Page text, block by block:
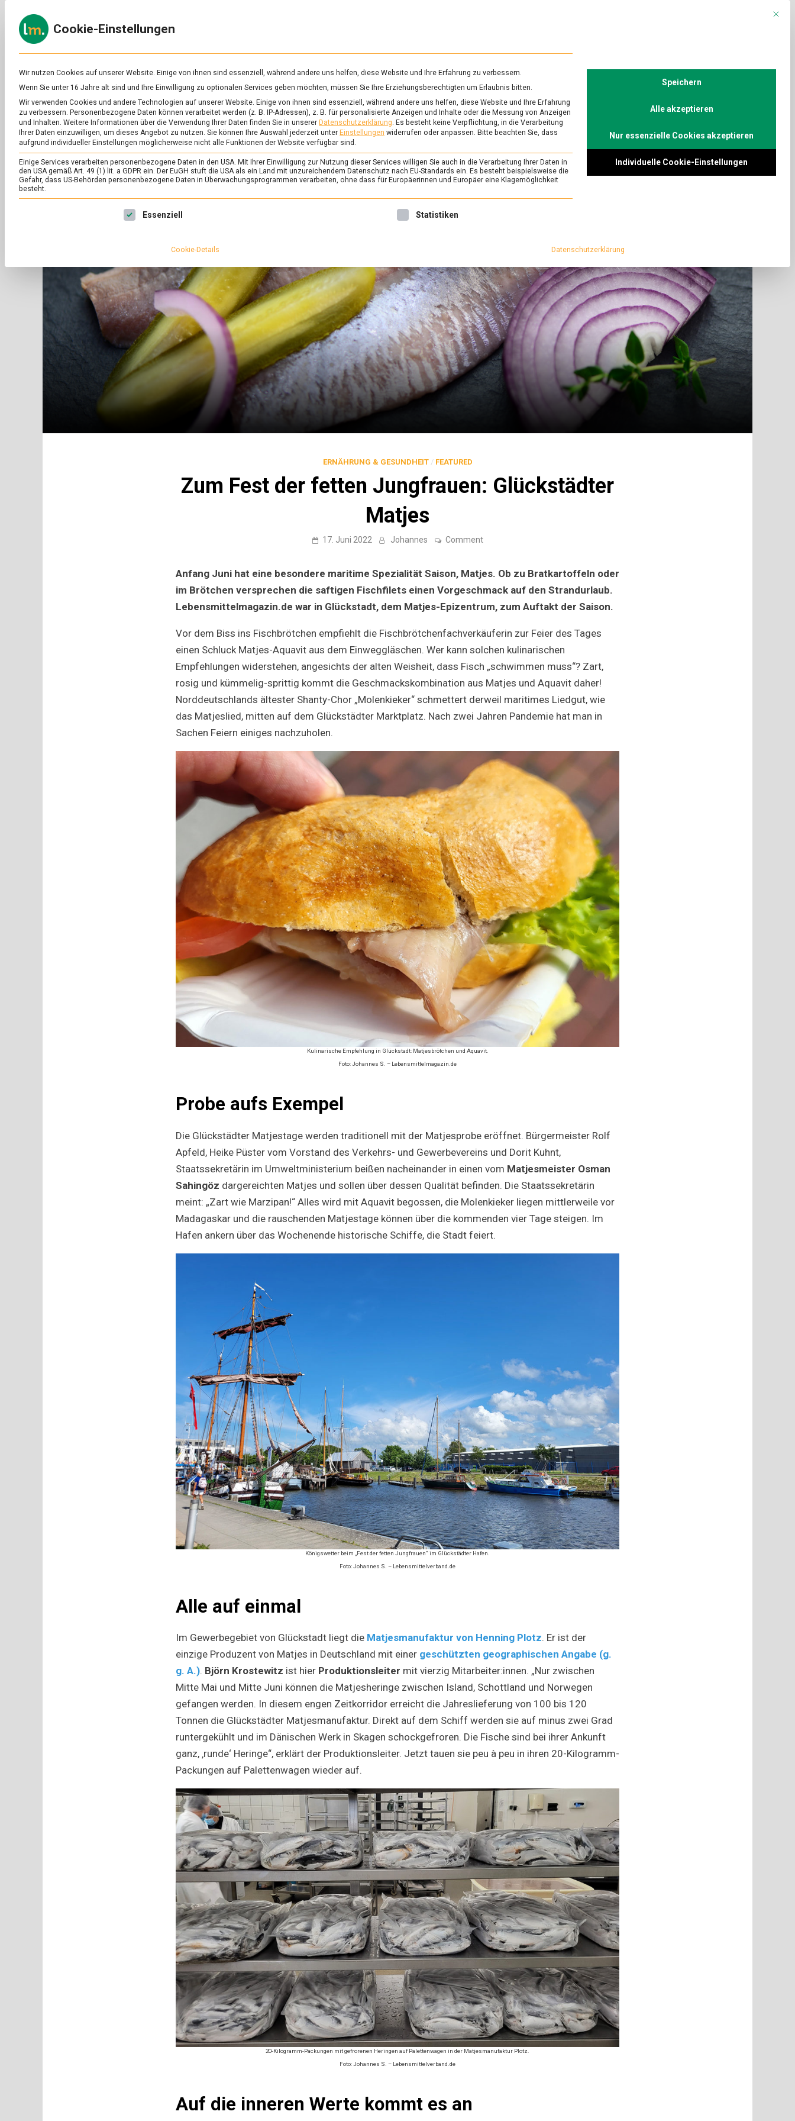
to
content
zu
&
Ernährung
ERNÄHRUNG & GESUNDHEIT/ FEATURED
Zum Fest der fetten Jungfrauen: Glückstädter
Matjes
17. Juni 2022 Johannes Commenton
fetten
Jungfrauen:
Glückstädter
Matjes
Anfang Juni hat eine besondere maritime Spezialität Saison, Matjes. Ob zu Bratkartoffeln oder
im Brötchen versprechen die saftigen Fischfilets einen Vorgeschmack auf den Strandurlaub.
Lebensmittelmagazin.de war in Glückstadt, dem Matjes-Epizentrum, zum Auftakt der Saison.
Vor dem Biss ins Fischbrötchen empfiehlt die Fischbrötchenfachverkäuferin zur Feier des Tages
einen Schluck Matjes-Aquavit aus dem Einweggläschen. Wer kann solchen kulinarischen
Empfehlungen widerstehen, angesichts der alten Weisheit, dass Fisch „schwimmen muss“? Zart,
rosig und kümmelig-sprittig kommt die Geschmackskombination aus Matjes und Aquavit daher!
Norddeutschlands ältester Shanty-Chor „Molenkieker“ schmettert derweil maritimes Liedgut, wie
das Matjeslied, mitten auf dem Glückstädter Marktplatz. Nach zwei Jahren Pandemie hat man in
Sachen Feiern einiges nachzuholen.
Kulinarische Empfehlung in Glückstadt: Matjesbrötchen und Aquavit.
Foto: Johannes S. – Lebensmittelmagazin.de
Probe aufs Exempel
Die Glückstädter Matjestage werden traditionell mit der Matjesprobe eröffnet. Bürgermeister Rolf
Apfeld, Heike Püster vom Vorstand des Verkehrs- und Gewerbevereins und Dorit Kuhnt,
Staatssekretärin im Umweltministerium beißen nacheinander in einen vom Matjesmeister Osman
Sahingöz dargereichten Matjes und sollen über dessen Qualität befinden. Die Staatssekretärin
meint: „Zart wie Marzipan!“ Alles wird mit Aquavit begossen, die Molenkieker liegen mittlerweile vor
Madagaskar und die rauschenden Matjestage können über die kommenden vier Tage steigen. Im
Hafen ankern über das Wochenende historische Schiffe, die Stadt feiert.
Königswetter beim „Fest der fetten Jungfrauen“ im Glückstädter Hafen.
Foto: Johannes S. – Lebensmittelverband.de
Alle auf einmal
Im Gewerbegebiet von Glückstadt liegt die Matjesmanufaktur von Henning Plotz. Er ist der
einzige Produzent von Matjes in Deutschland mit einer geschützten geographischen Angabe (g.
g. A.). Björn Krostewitz ist hier Produktionsleiter mit vierzig Mitarbeiter:innen. „Nur zwischen
Mitte Mai und Mitte Juni können die Matjesheringe zwischen Island, Schottland und Norwegen
gefangen werden. In diesem engen Zeitkorridor erreicht die Jahreslieferung von 100 bis 120
Tonnen die Glückstädter Matjesmanufaktur. Direkt auf dem Schiff werden sie auf minus zwei Grad
runtergekühlt und im Dänischen Werk in Skagen schockgefroren. Die Fische sind bei ihrer Ankunft
ganz, ‚runde‘ Heringe“, erklärt der Produktionsleiter. Jetzt tauen sie peu à peu in ihren 20-Kilogramm-
Packungen auf Palettenwagen wieder auf.
20-Kilogramm-Packungen mit gefrorenen Heringen auf Palettenwagen in der Matjesmanufaktur Plotz.
Foto: Johannes S. – Lebensmittelverband.de
Auf die inneren Werte kommt es an
Mit
Cookie-Einstellungen
Wir nutzen Cookies auf unserer Website. Einige von ihnen sind essenziell, während andere uns helfen, diese Website und Ihre Erfahrung zu verbessern.
Wenn Sie unter 16 Jahre alt sind und Ihre Einwilligung zu optionalen Services geben möchten, müssen Sie Ihre Erziehungsberechtigten um Erlaubnis bitten.
Wir verwenden Cookies und andere Technologien auf unserer Website. Einige von ihnen sind essenziell, während andere uns helfen, diese Website und Ihre Erfahrung
zu verbessern. Personenbezogene Daten können verarbeitet werden (z. B. IP-Adressen), z. B. für personalisierte Anzeigen und Inhalte oder die Messung von Anzeigen
und Inhalten. Weitere Informationen über die Verwendung Ihrer Daten finden Sie in unserer Datenschutzerklärung. Es besteht keine Verpflichtung, in die Verarbeitung
Ihrer Daten einzuwilligen, um dieses Angebot zu nutzen. Sie können Ihre Auswahl jederzeit unter Einstellungen widerrufen oder anpassen. Bitte beachten Sie, dass
aufgrund individueller Einstellungen möglicherweise nicht alle Funktionen der Website verfügbar sind.
Einige Services verarbeiten personenbezogene Daten in den USA. Mit Ihrer Einwilligung zur Nutzung dieser Services willigen Sie auch in die Verarbeitung Ihrer Daten in
den USA gemäß Art. 49 (1) lit. a GDPR ein. Der EuGH stuft die USA als ein Land mit unzureichendem Datenschutz nach EU-Standards ein. Es besteht beispielsweise die
Gefahr, dass US-Behörden personenbezogene Daten in Überwachungsprogrammen verarbeiten, ohne dass für Europäerinnen und Europäer eine Klagemöglichkeit
besteht.
Es folgt eine Liste der Service-Gruppen, für die eine Einwilligung erteilt werden kann. Die erste Service-Gruppe ist essenziell und kann nicht abgewählt werden.
Essenziell Statistiken
Speichern
Alle akzeptieren
Nur essenzielle Cookies akzeptieren
Individuelle Cookie-Einstellungen
Cookie-Details Datenschutzerklärung